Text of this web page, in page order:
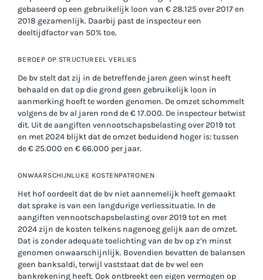
gebaseerd op een gebruikelijk loon van € 28.125 over 2017 en
2018 gezamenlijk. Daarbij past de inspecteur een
deeltijdfactor van 50% toe.
BEROEP OP STRUCTUREEL VERLIES
De bv stelt dat zij in de betreffende jaren geen winst heeft
behaald en dat op die grond geen gebruikelijk loon in
aanmerking hoeft te worden genomen. De omzet schommelt
volgens de bv al jaren rond de € 17.000. De inspecteur betwist
dit. Uit de aangiften vennootschapsbelasting over 2019 tot
en met 2024 blijkt dat de omzet beduidend hoger is: tussen
de € 25.000 en € 66.000 per jaar.
ONWAARSCHIJNLIJKE KOSTENPATRONEN
Het hof oordeelt dat de bv niet aannemelijk heeft gemaakt
dat sprake is van een langdurige verliessituatie. In de
aangiften vennootschapsbelasting over 2019 tot en met
2024 zijn de kosten telkens nagenoeg gelijk aan de omzet.
Dat is zonder adequate toelichting van de bv op z’n minst
genomen onwaarschijnlijk. Bovendien bevatten de balansen
geen banksaldi, terwijl vaststaat dat de bv wel een
bankrekening heeft. Ook ontbreekt een eigen vermogen op